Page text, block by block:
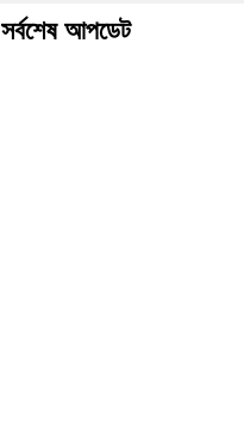
সর্বশেষ আপডেট